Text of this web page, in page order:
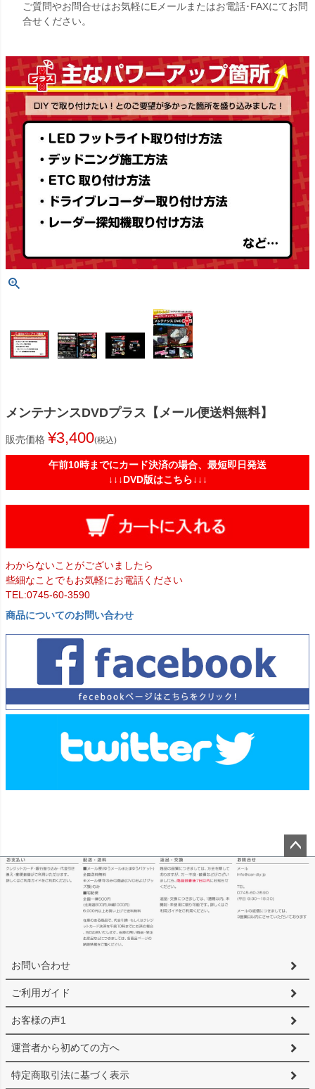
ご質問やお問合せはお気軽にEメールまたはお電話･FAXにてお問
合せください。
メンテナンスDVDプラス【メール便送料無料】
販売価格 ¥3,400 税込
午前10時までにカード決済の場合、最短即日発送
↓↓↓DVD版はこちら↓↓↓
わからないことがございましたら
些細なことでもお気軽にお電話ください
TEL:0745-60-3590
商品についてのお問い合わせ
ペー
へ
お問い合わせ
ご利用ガイド
お客様の声1
運営者から初めての方へ
特定商取引法に基づく表示